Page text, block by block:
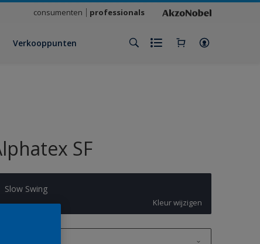
consumenten professionals
Verkooppunten
SF
Slow Swing
Kleur wijzigen